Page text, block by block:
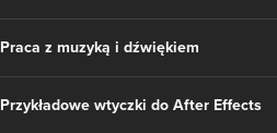
Praca z muzyką i dźwiękiem
Przykładowe wtyczki do After Effects